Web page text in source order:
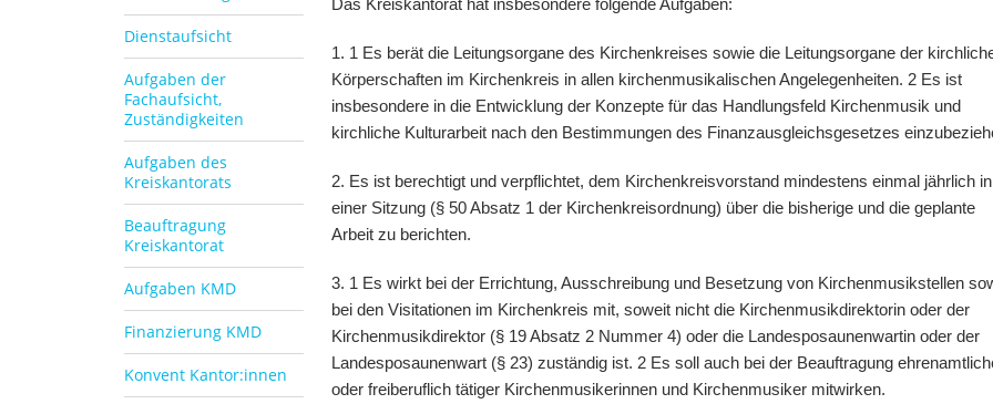
Dienstaufsicht
Aufgaben der
Fachaufsicht,
Zuständigkeiten
Aufgaben des
Kreiskantorats
Beauftragung
Kreiskantorat
Aufgaben KMD
Finanzierung KMD
Konvent Kantor:innen
Das Kreiskantorat hat insbesondere folgende Aufgaben:
1. 1 Es berät die Leitungsorgane des Kirchenkreises sowie die Leitungsorgane der
Körperschaften im Kirchenkreis in allen kirchenmusikalischen Angelegenheiten. 2 Es ist
insbesondere in die Entwicklung der Konzepte für das Handlungsfeld Kirchenmusik und
kirchliche Kulturarbeit nach den Bestimmungen des Finanzausgleichsgesetzes
2. Es ist berechtigt und verpflichtet, dem Kirchenkreisvorstand mindestens einmal jährlich in
einer Sitzung (§ 50 Absatz 1 der Kirchenkreisordnung) über die bisherige und die geplante
Arbeit zu berichten.
3. 1 Es wirkt bei der Errichtung, Ausschreibung und Besetzung von Kirchenmusikstellen
bei den Visitationen im Kirchenkreis mit, soweit nicht die Kirchenmusikdirektorin oder der
Kirchenmusikdirektor (§ 19 Absatz 2 Nummer 4) oder die Landesposaunenwartin oder der
Landesposaunenwart (§ 23) zuständig ist. 2 Es soll auch bei der Beauftragung
oder freiberuflich tätiger Kirchenmusikerinnen und Kirchenmusiker mitwirken.